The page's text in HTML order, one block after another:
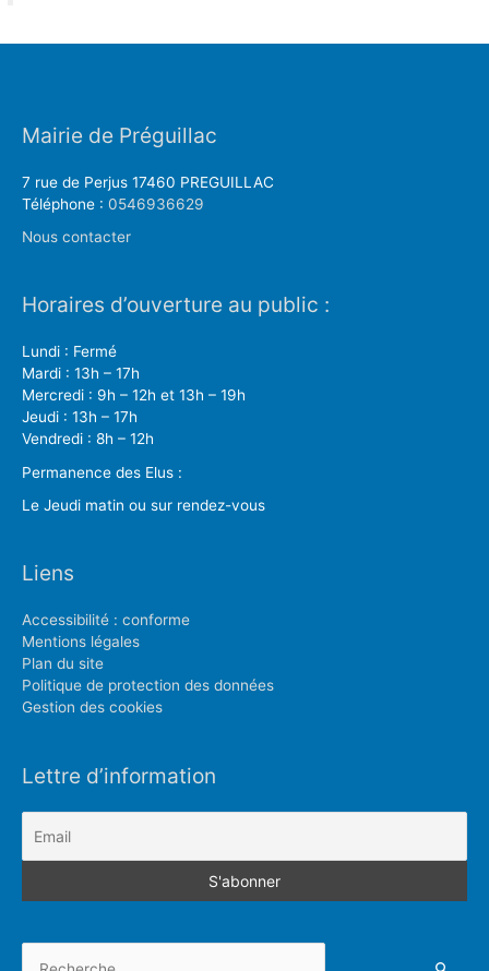
Mairie de Préguillac
7 rue de Perjus 17460 PREGUILLAC
Téléphone : 0546936629
Nous contacter
Horaires d’ouverture au public :
Lundi : Fermé
Mardi : 13h – 17h
Mercredi : 9h – 12h et 13h – 19h
Jeudi : 13h – 17h
Vendredi : 8h – 12h
Permanence des Elus :
Le Jeudi matin ou sur rendez-vous
Liens
Accessibilité : conforme
Mentions légales
Plan du site
Politique de protection des données
Gestion des cookies
Lettre d’information